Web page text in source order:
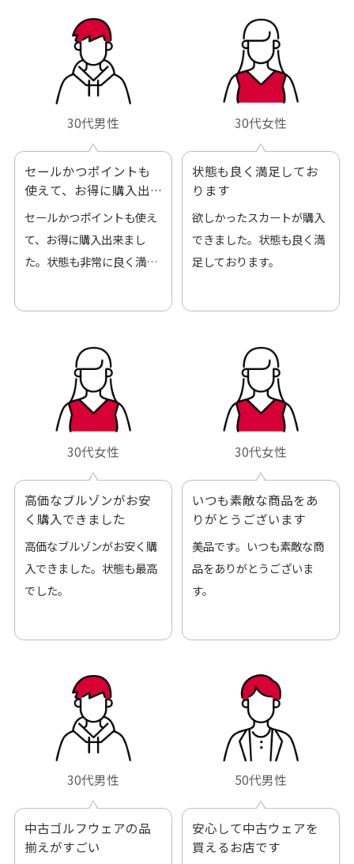
30代男性
セールかつポイントも
使えて、お得に購入出
来ました
セールかつポイントも使え
て、お得に購入出来まし
た。状態も非常に良く満足
30代女性
状態も良く満足してお
ります
欲しかったスカートが購入
できました。状態も良く満
足しております。
30代女性
高価なブルゾンがお安
く購入できました
高価なブルゾンがお安く購
入できました。状態も最高
でした。
30代女性
いつも素敵な商品をあ
りがとうございます
美品です。いつも素敵な商
品をありがとうございま
す。
30代男性
中古ゴルフウェアの品
揃えがすごい
50代男性
安心して中古ウェアを
買えるお店です